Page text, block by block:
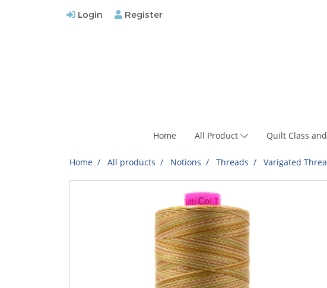
Login Register
Home All Product Quilt Class
Home All products Notions Threads Varigated